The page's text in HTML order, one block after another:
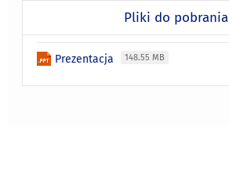
Pliki do pobrania
Prezentacja 148.55 MB